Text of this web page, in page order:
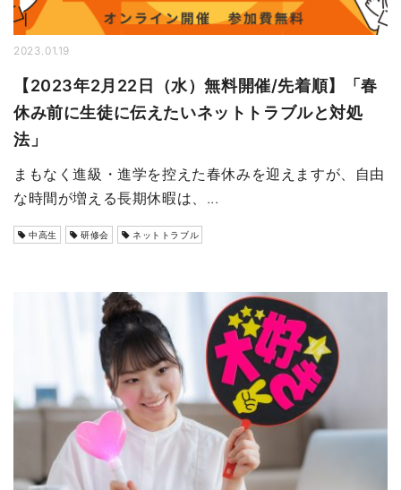
2023.01.19
【2023年2月22日（水）無料開催/先着順】「春
休み前に生徒に伝えたいネットトラブルと対処
法」
まもなく進級・進学を控えた春休みを迎えますが、自由
な時間が増える長期休暇は、...
中高生 研修会 ネットトラブル